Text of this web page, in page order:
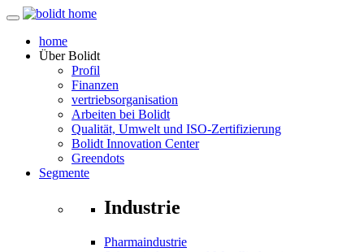
home
ÜberBolidt
Profil
Finanzen
vertriebsorganisation
Arbeiten bei Bolidt
Qualität, Umwelt und ISO-Zertifizierung
Bolidt Innovation Center
Greendots
Segmente
Industrie
Pharmaindustrie